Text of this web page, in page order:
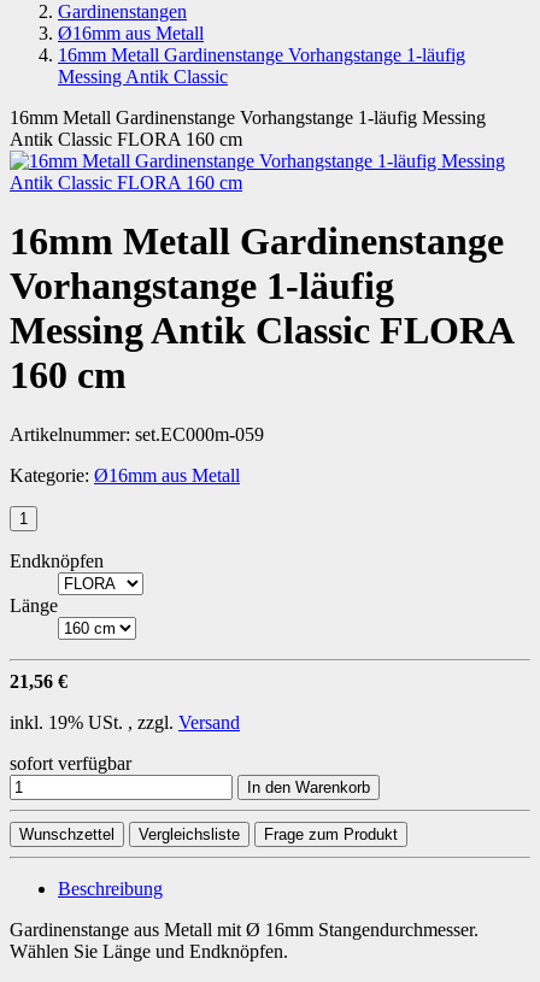
Gardinenstangen
Ø16mm aus Metall
16mm Metall Gardinenstange Vorhangstange 1-läufig
Messing Antik Classic
16mm Metall Gardinenstange Vorhangstange 1-läufig Messing
Antik Classic FLORA 160 cm
16mm Metall Gardinenstange
Vorhangstange 1-läufig
Messing Antik Classic FLORA
160 cm
Artikelnummer: set.EC000m-059
Kategorie: Ø16mm aus Metall
Endknöpfen
Länge
21,56 €
inkl. 19% USt. , zzgl. Versand
sofort verfügbar
In den Warenkorb
Wunschzettel Vergleichsliste Frage zum Produkt
Beschreibung
Gardinenstange aus Metall mit Ø 16mm Stangendurchmesser.
Wählen Sie Länge und Endknöpfen.